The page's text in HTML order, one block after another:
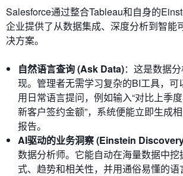
Salesforce通过整合Tableau和自身的
企业提供了从数据集成、深度分析到智能
决方案。
自然语言查询 (Ask Data)：这是数据
现。管理者无需学习复杂的BI工具，可
用日常语言提问，例如输入“对比上季
新客户签约金额”，系统便能立即生成
报告。
AI驱动的业务洞察 (Einstein
数据分析师。它能自动在海量数据中
式、趋势和相关性，并用通俗易懂的语